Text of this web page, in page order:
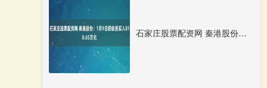
石家庄股票配资网 秦港股份：1月9日获融资买入810.65万元